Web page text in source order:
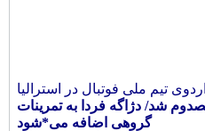
تیم ملی فوتبال در استرالیا
شد/ دژاگه فردا به تمرینات
گروهی اضافه می*شود